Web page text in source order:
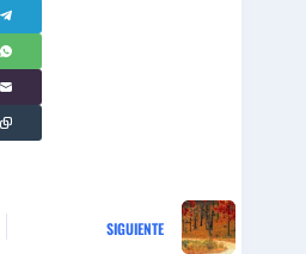
SIGUIENTE